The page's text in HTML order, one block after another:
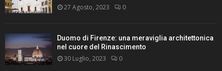
27 Agosto, 2023 0
Duomo di Firenze: una meraviglia architettonica
nel cuore del Rinascimento
30 Luglio, 2023 0